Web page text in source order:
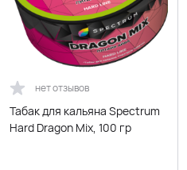
нет отзывов
Табак для кальяна Spectrum
Hard Dragon Mix, 100 гр